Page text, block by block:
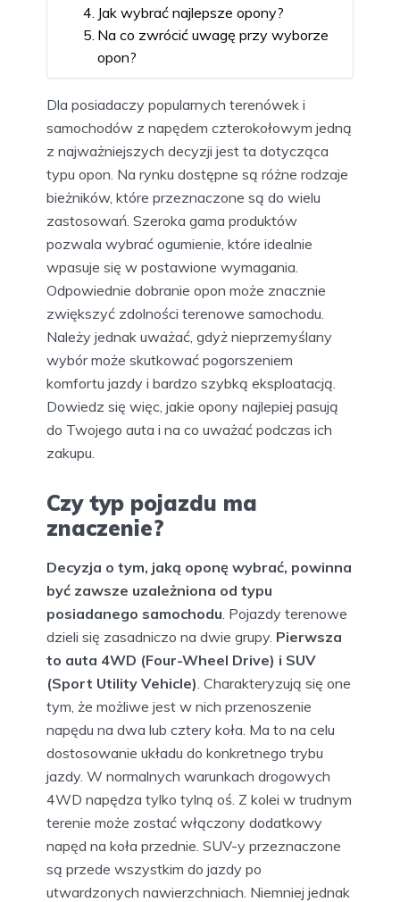
Jak wybrać najlepsze opony?
Na co zwrócić uwagę przy wyborze
opon?
Dla posiadaczy popularnych terenówek i
samochodów z napędem czterokołowym jedną
z najważniejszych decyzji jest ta dotycząca
typu opon. Na rynku dostępne są różne rodzaje
bieżników, które przeznaczone są do wielu
zastosowań. Szeroka gama produktów
pozwala wybrać ogumienie, które idealnie
wpasuje się w postawione wymagania.
Odpowiednie dobranie opon może znacznie
zwiększyć zdolności terenowe samochodu.
Należy jednak uważać, gdyż nieprzemyślany
wybór może skutkować pogorszeniem
komfortu jazdy i bardzo szybką eksploatacją.
Dowiedz się więc, jakie opony najlepiej pasują
do Twojego auta i na co uważać podczas ich
zakupu.
Czy typ pojazdu ma
znaczenie?
Decyzja o tym, jaką oponę wybrać, powinna
być zawsze uzależniona od typu
posiadanego samochodu . Pojazdy terenowe
dzieli się zasadniczo na dwie grupy. Pierwsza
to auta 4WD (Four-Wheel Drive) i SUV
(Sport Utility Vehicle) . Charakteryzują się one
tym, że możliwe jest w nich przenoszenie
napędu na dwa lub cztery koła. Ma to na celu
dostosowanie układu do konkretnego trybu
jazdy. W normalnych warunkach drogowych
4WD napędza tylko tylną oś. Z kolei w trudnym
terenie może zostać włączony dodatkowy
napęd na koła przednie. SUV-y przeznaczone
są przede wszystkim do jazdy po
utwardzonych nawierzchniach. Niemniej jednak